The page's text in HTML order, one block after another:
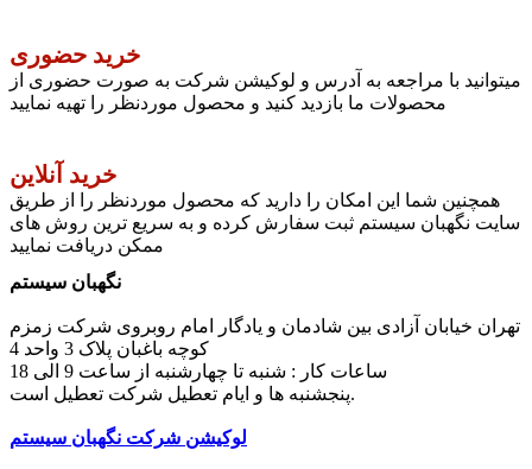
خرید حضوری
میتوانید با مراجعه به آدرس و لوکیشن شرکت به صورت حضوری از
محصولات ما بازدید کنید و محصول موردنظر را تهیه نمایید
خرید آنلاین
همچنین شما این امکان را دارید که محصول موردنظر را از طریق
سایت نگهبان سیستم ثبت سفارش کرده و به سریع ترین روش های
ممکن دریافت نمایید
نگهبان سیستم
تهران خیابان آزادی بین شادمان و یادگار امام روبروی شرکت زمزم
کوچه باغبان پلاک 3 واحد 4
پنجشنبه ها و ایام تعطیل شرکت تعطیل است.
لوکیشن شرکت نگهبان سیستم